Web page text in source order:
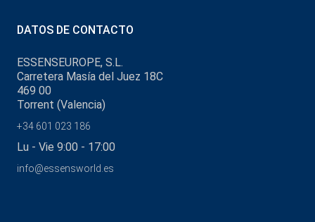
DATOS DE CONTACTO
ESSENSEUROPE, S.L.
Carretera Masía del Juez 18C
469 00
Torrent (Valencia)
+34 601 023 186
Lu - Vie 9:00 - 17:00
info@essensworld.es